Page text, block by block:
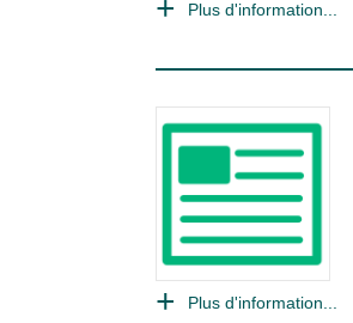
Plus d'information...
Plus d'information...